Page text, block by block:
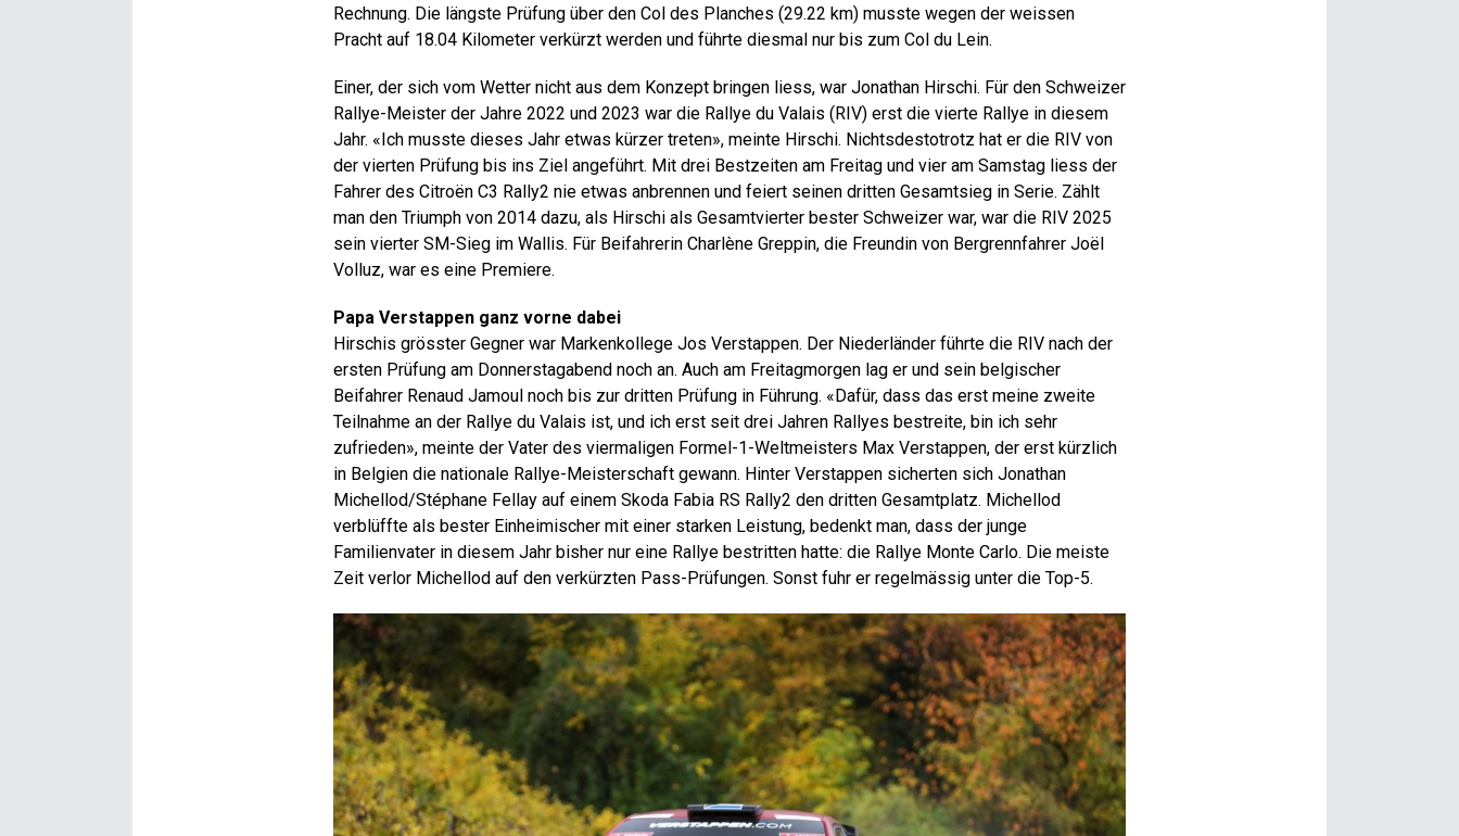
Rechnung. Die längste Prüfung über den Col des Planches (29.22 km) musste wegen der weissen
Pracht auf 18.04 Kilometer verkürzt werden und führte diesmal nur bis zum Col du Lein.
Einer, der sich vom Wetter nicht aus dem Konzept bringen liess, war Jonathan Hirschi. Für den Schweizer
Rallye-Meister der Jahre 2022 und 2023 war die Rallye du Valais (RIV) erst die vierte Rallye in diesem
Jahr. «Ich musste dieses Jahr etwas kürzer treten», meinte Hirschi. Nichtsdestotrotz hat er die RIV von
der vierten Prüfung bis ins Ziel angeführt. Mit drei Bestzeiten am Freitag und vier am Samstag liess der
Fahrer des Citroën C3 Rally2 nie etwas anbrennen und feiert seinen dritten Gesamtsieg in Serie. Zählt
man den Triumph von 2014 dazu, als Hirschi als Gesamtvierter bester Schweizer war, war die RIV 2025
sein vierter SM-Sieg im Wallis. Für Beifahrerin Charlène Greppin, die Freundin von Bergrennfahrer Joël
Volluz, war es eine Premiere.
Papa Verstappen ganz vorne dabei
Hirschis grösster Gegner war Markenkollege Jos Verstappen. Der Niederländer führte die RIV nach der
ersten Prüfung am Donnerstagabend noch an. Auch am Freitagmorgen lag er und sein belgischer
Beifahrer Renaud Jamoul noch bis zur dritten Prüfung in Führung. «Dafür, dass das erst meine zweite
Teilnahme an der Rallye du Valais ist, und ich erst seit drei Jahren Rallyes bestreite, bin ich sehr
zufrieden», meinte der Vater des viermaligen Formel-1-Weltmeisters Max Verstappen, der erst kürzlich
in Belgien die nationale Rallye-Meisterschaft gewann. Hinter Verstappen sicherten sich Jonathan
Michellod/Stéphane Fellay auf einem Skoda Fabia RS Rally2 den dritten Gesamtplatz. Michellod
verblüffte als bester Einheimischer mit einer starken Leistung, bedenkt man, dass der junge
Familienvater in diesem Jahr bisher nur eine Rallye bestritten hatte: die Rallye Monte Carlo. Die meiste
Zeit verlor Michellod auf den verkürzten Pass-Prüfungen. Sonst fuhr er regelmässig unter die Top-5.